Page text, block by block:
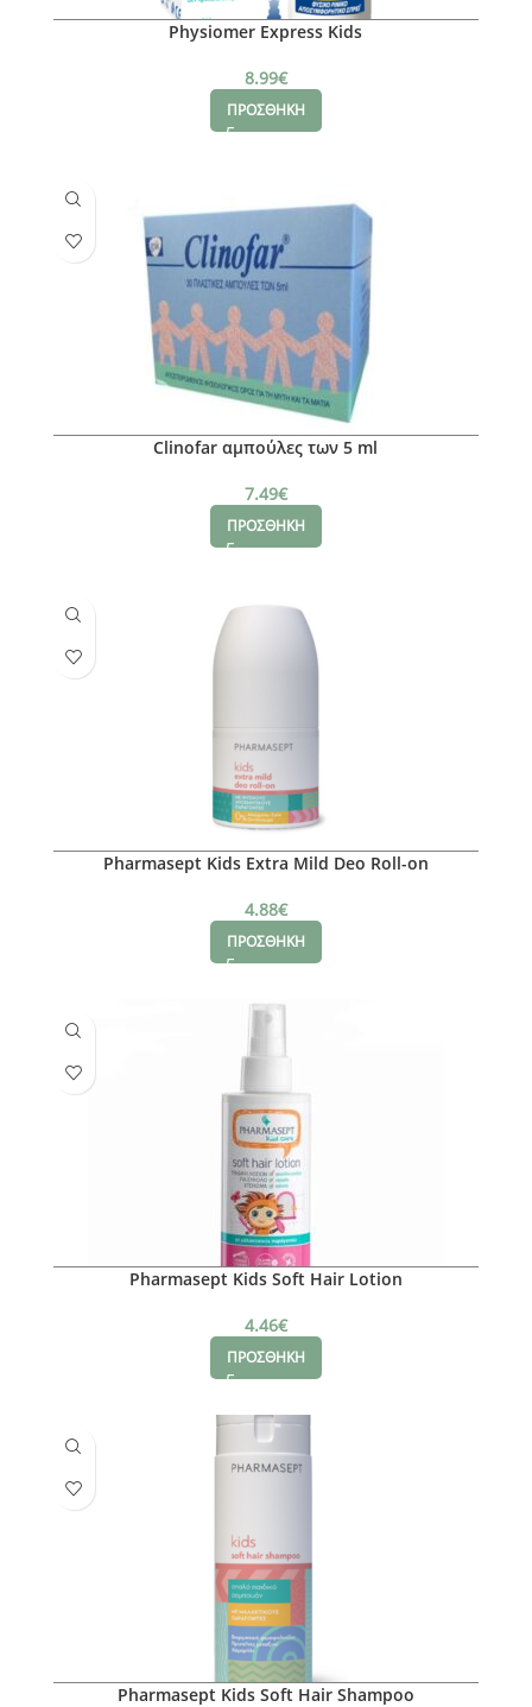
Physiomer Express Kids
8.99€
ΠΡΟΣΘΗΚΗ
Clinofar αμπούλες των 5 ml
7.49€
ΠΡΟΣΘΗΚΗ
Pharmasept Kids Extra Mild Deo Roll-on
4.88€
ΠΡΟΣΘΗΚΗ
Pharmasept Kids Soft Hair Lotion
4.46€
ΠΡΟΣΘΗΚΗ
Pharmasept Kids Soft Hair Shampoo